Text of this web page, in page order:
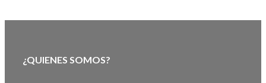
¿QUIENES SOMOS?